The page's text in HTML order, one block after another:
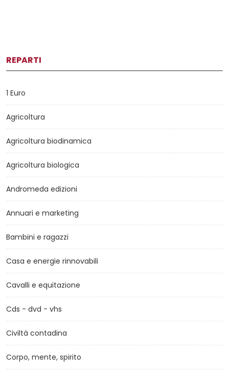
REPARTI
1 Euro
Agricoltura
Agricoltura biodinamica
Agricoltura biologica
Andromeda edizioni
Annuari e marketing
Bambini e ragazzi
Casa e energie rinnovabili
Cavalli e equitazione
Cds - dvd - vhs
Civiltà contadina
Corpo, mente, spirito